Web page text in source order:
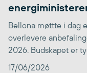
Bellona møttte i dag
overlevere
2026. Budskapet er
17/06/2026